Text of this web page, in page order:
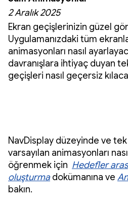
2 Aralık 2025
Ekran geçişlerinizin güzel
Uygulamanızdaki tüm
animasyonları nasıl
davranışlara ihtiyaç duyan
geçişleri nasıl geçersiz
NavDisplay düzeyinde ve
varsayılan animasyonları
öğrenmek için Hedefler
oluşturmadokümanına ve
bakın.